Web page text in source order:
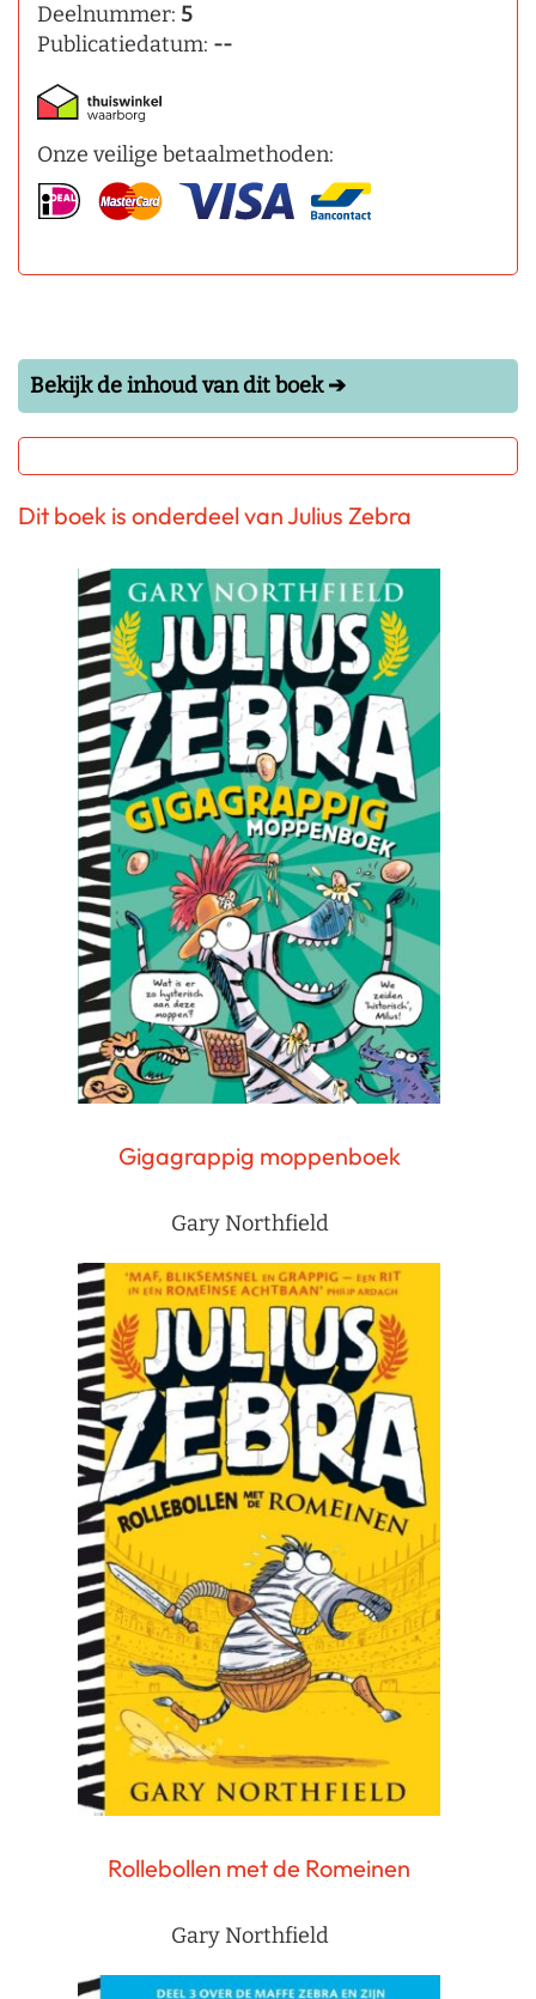
Deelnummer: 5
Publicatiedatum: --
Onze veilige betaalmethoden:
Bekijk de inhoud van dit boek ➔
Dit boek is onderdeel van Julius Zebra
Gigagrappig moppenboek
Gary Northfield
Rollebollen met de Romeinen
Gary Northfield